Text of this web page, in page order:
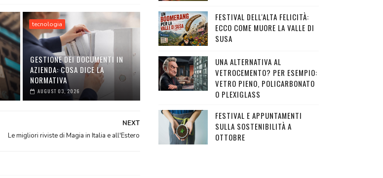
tecnologia
GESTIONE DEI DOCUMENTI IN
AZIENDA: COSA DICE LA
NORMATIVA
AUGUST 03, 2026
NEXT
Le migliori riviste di Magia in Italia e all'Estero
FESTIVAL DELL'ALTA FELICITÀ:
ECCO COME MUORE LA VALLE DI
SUSA
UNA ALTERNATIVA AL
VETROCEMENTO? PER ESEMPIO:
VETRO PIENO, POLICARBONATO
O PLEXIGLASS
FESTIVAL E APPUNTAMENTI
SULLA SOSTENIBILITÀ A
OTTOBRE